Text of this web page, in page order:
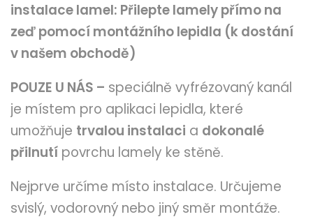
instalace lamel: Přilepte lamely přímo na
zeď pomocí montážního lepidla (k dostání
v našem obchodě)
POUZE U NÁS – speciálně vyfrézovaný kanál
je místem pro aplikaci lepidla, které
umožňuje trvalou instalaci a dokonalé
přilnutí povrchu lamely ke stěně.
Nejprve určíme místo instalace. Určujeme
svislý, vodorovný nebo jiný směr montáže.